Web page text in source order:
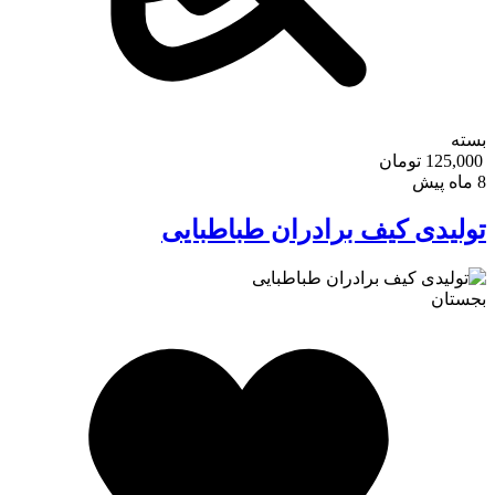
بسته
125,000 تومان
تولیدی کیف برادران طباطبایی
بجستان